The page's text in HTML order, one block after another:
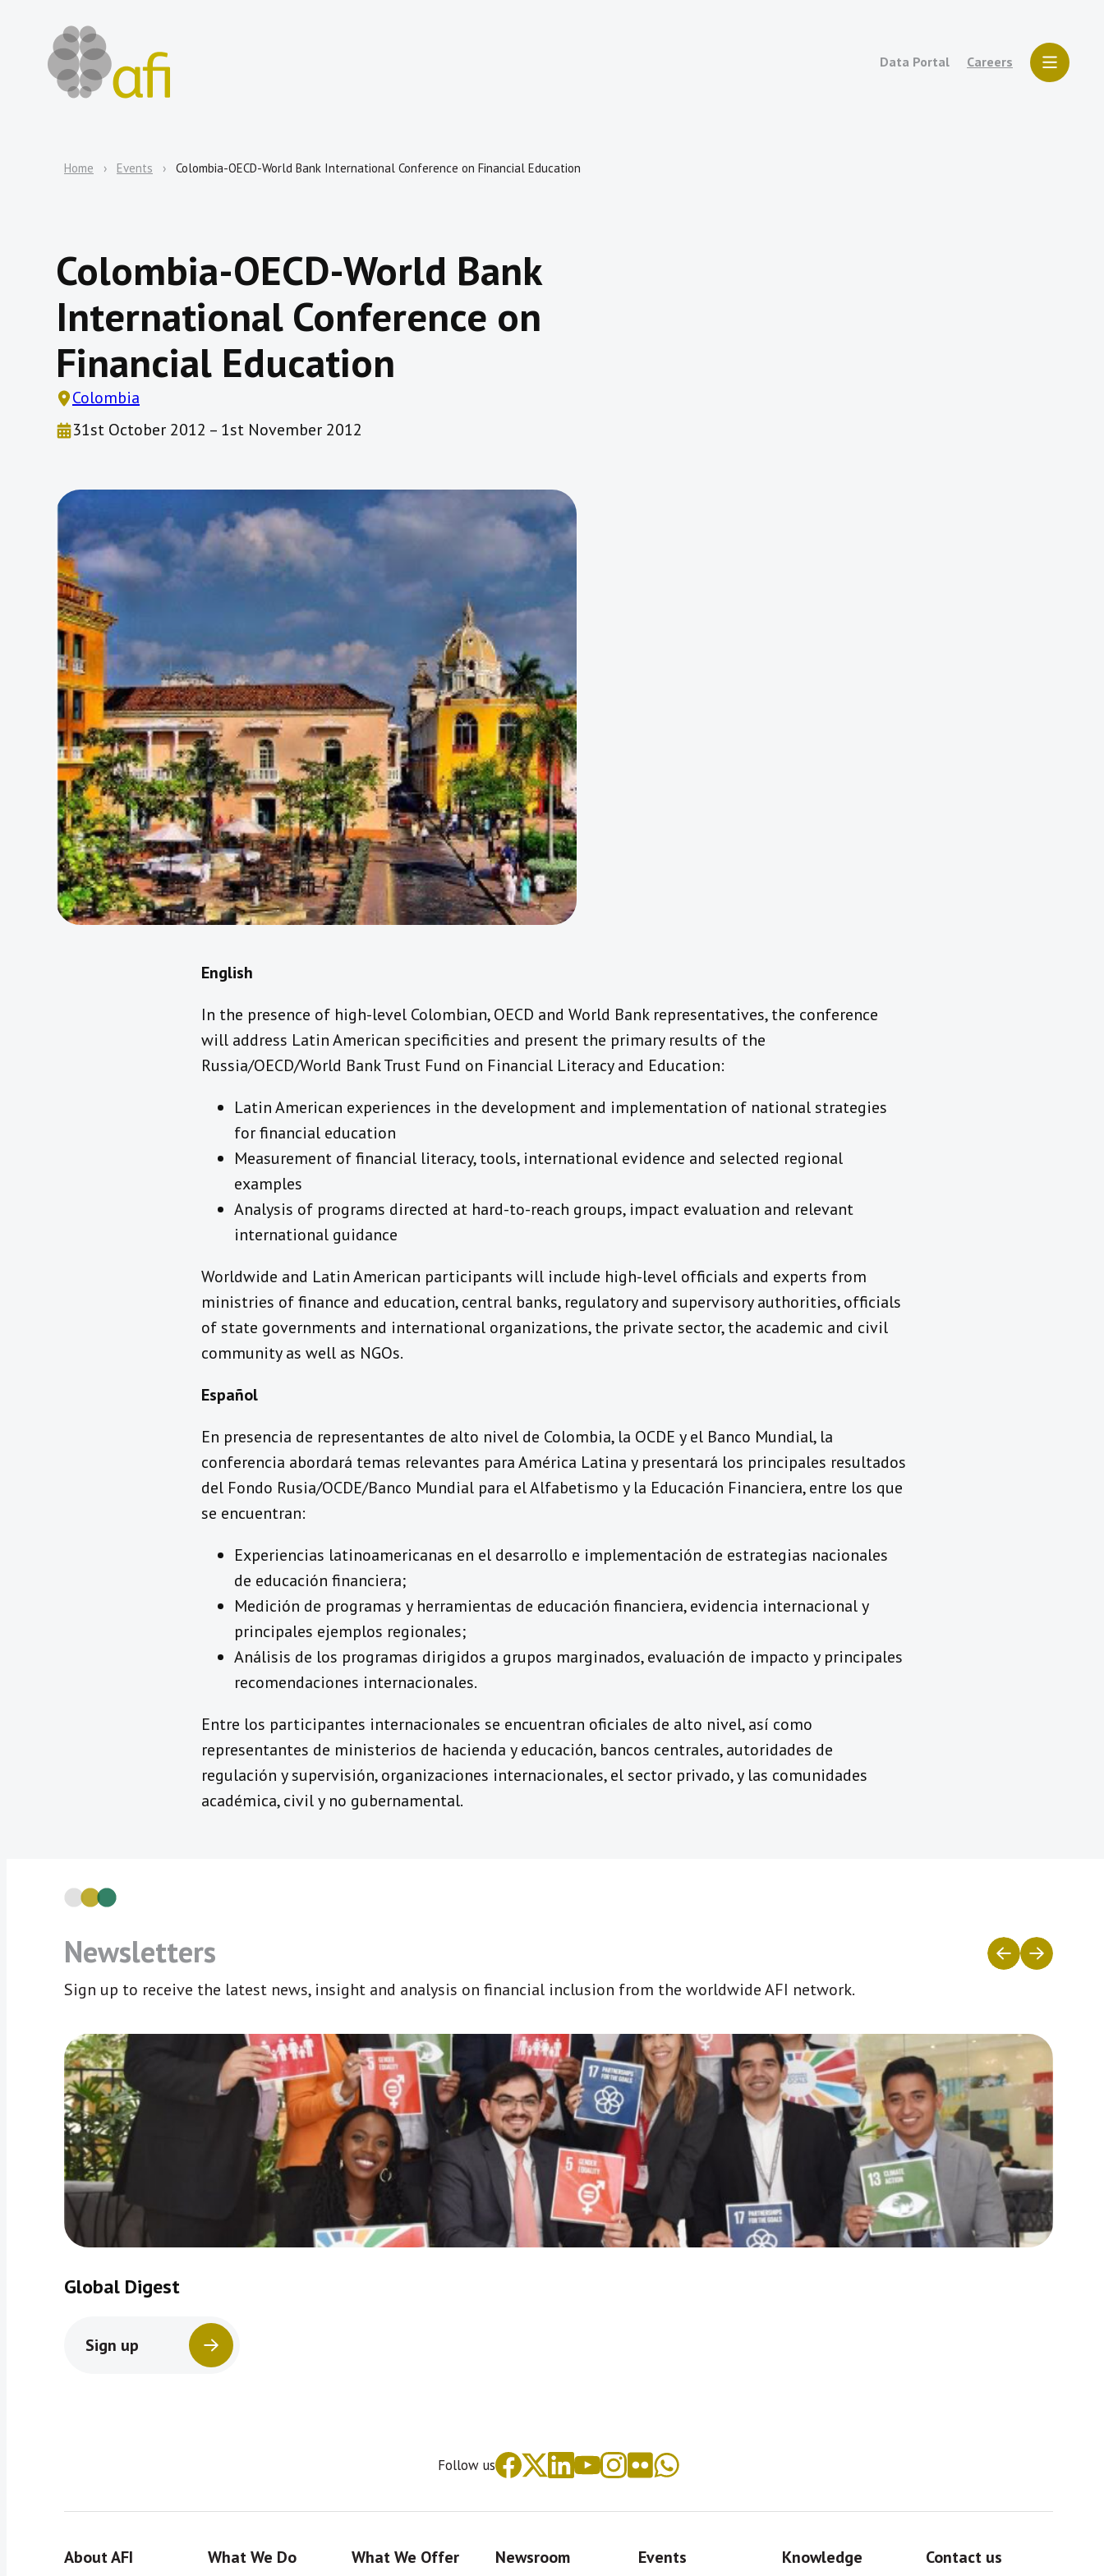
Data Portal Careers
Home Events Colombia-OECD-World Bank International Conference on Financial Education
Colombia-OECD-World Bank
International Conference on
Financial Education
Colombia
31st October 2012 – 1st November 2012
English
In the presence of high-level Colombian, OECD and World Bank representatives, the conference
will address Latin American specificities and present the primary results of the
Russia/OECD/World Bank Trust Fund on Financial Literacy and Education:
Latin American experiences in the development and implementation of national strategies
for financial education
Measurement of financial literacy, tools, international evidence and selected regional
examples
Analysis of programs directed at hard-to-reach groups, impact evaluation and relevant
international guidance
Worldwide and Latin American participants will include high-level officials and experts from
ministries of finance and education, central banks, regulatory and supervisory authorities, officials
of state governments and international organizations, the private sector, the academic and civil
community as well as NGOs.
Español
En presencia de representantes de alto nivel de Colombia, la OCDE y el Banco Mundial, la
conferencia abordará temas relevantes para América Latina y presentará los principales resultados
del Fondo Rusia/OCDE/Banco Mundial para el Alfabetismo y la Educación Financiera, entre los que
se encuentran:
Experiencias latinoamericanas en el desarrollo e implementación de estrategias nacionales
de educación financiera;
Medición de programas y herramientas de educación financiera, evidencia internacional y
principales ejemplos regionales;
Análisis de los programas dirigidos a grupos marginados, evaluación de impacto y principales
recomendaciones internacionales.
Entre los participantes internacionales se encuentran oficiales de alto nivel, así como
representantes de ministerios de hacienda y educación, bancos centrales, autoridades de
regulación y supervisión, organizaciones internacionales, el sector privado, y las comunidades
académica, civil y no gubernamental.
Newsletters
Sign up to receive the latest news, insight and analysis on financial inclusion from the worldwide AFI network.
Global Digest
Sign up
Follow us
About AFI What We Do What We Offer Newsroom Events
Knowledge
Contact us